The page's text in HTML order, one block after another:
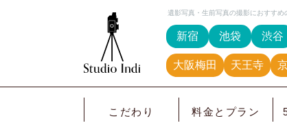
遺影写真・生前写真の撮影におすすめ
新宿 池袋 渋谷
大阪梅田 天王寺
こだわり 料金とプラン